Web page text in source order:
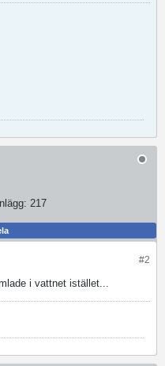
Inlägg: 217
#2
i vattnet istället...